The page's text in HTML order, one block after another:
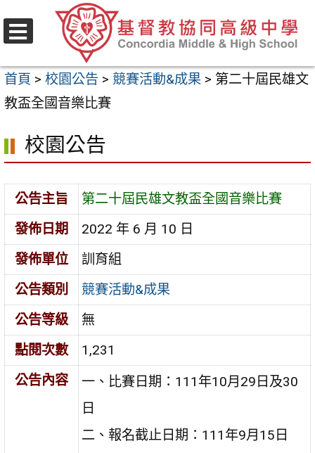
至
要
內
區
首頁 > 校園公告 > 競賽活動&成果 > 第二十屆民雄文
教盃全國音樂比賽
校園公告
公告主旨
第二十屆民雄文教盃全國音樂比賽
發佈日期
2022 年 6 月 10 日
發佈單位
訓育組
公告類別
競賽活動&成果
公告等級
無
點閱次數
1,231
公告內容
一、比賽日期：111年10月29日及30
日
二、報名截止日期：111年9月15日
選
單